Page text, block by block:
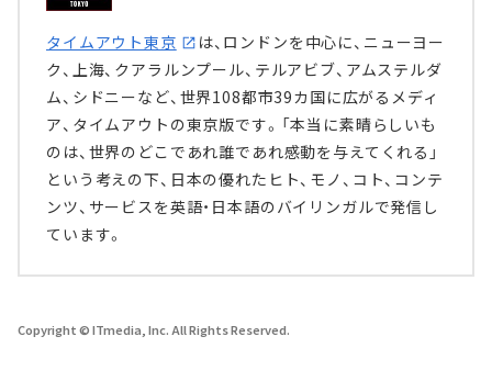
タイムアウト東京
は、ロンドンを中心に、ニューヨー
ク、上海、クアラルンプール、テルアビブ、アムステルダ
ム、シドニーなど、世界108都市39カ国に広がるメディ
ア、タイムアウトの東京版です。「本当に素晴らしいも
のは、世界のどこであれ誰であれ感動を与えてくれる」
という考えの下、日本の優れたヒト、モノ、コト、コンテ
ンツ、サービスを英語・日本語のバイリンガルで発信し
ています。
Copyright © ITmedia, Inc. All Rights Reserved.